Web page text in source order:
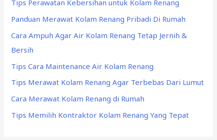
Tips Perawatan Kebersihan untuk Kolam Renang
Panduan Merawat Kolam Renang Pribadi Di Rumah
Cara Ampuh Agar Air Kolam Renang Tetap Jernih &
Bersih
Tips Cara Maintenance Air Kolam Renang
Tips Merawat Kolam Renang Agar Terbebas Dari Lumut
Cara Merawat Kolam Renang di Rumah
Tips Memilih Kontraktor Kolam Renang Yang Tepat